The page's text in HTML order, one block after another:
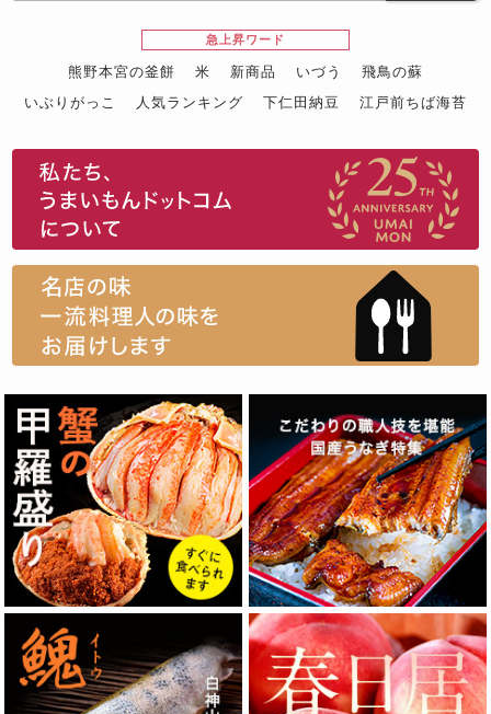
急上昇ワード
熊野本宮の釜餅 米 新商品 いづう
飛鳥の蘇
いぶりがっこ
人気ランキング 下仁田納豆
江戸前ちば海苔